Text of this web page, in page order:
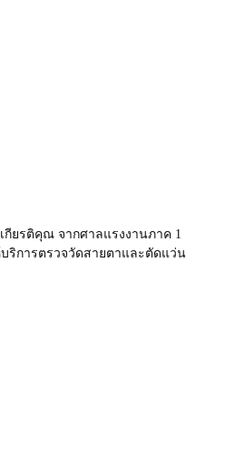
กียรติคุณ จากศาลแรงงานภาค 1
ริการตรวจวัดสายตาและตัดแว่น